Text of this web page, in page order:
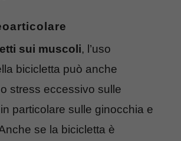
sui muscoli, l’uso
bicicletta può anche
stress eccessivo sulle
particolare sulle ginocchia e
se la bicicletta è